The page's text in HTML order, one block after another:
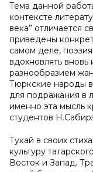
Тема данной
контексте
века” отличается
приведены
самом деле,
вдохновлять
разнообразием
Тюркские народы
для подражания в
именно эта мысль
студентов
Тукай в своих
культуру
Восток и Запад.